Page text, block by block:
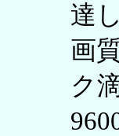
達
画
ク